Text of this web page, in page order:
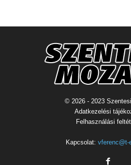
© 2026 - 2023
Adatkezelési
Felhasználási
Kapcsolat: vferenc@t-